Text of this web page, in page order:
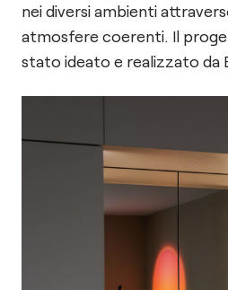
nei diversi ambienti
atmosfere coerenti. Il
stato ideato e realizzato da